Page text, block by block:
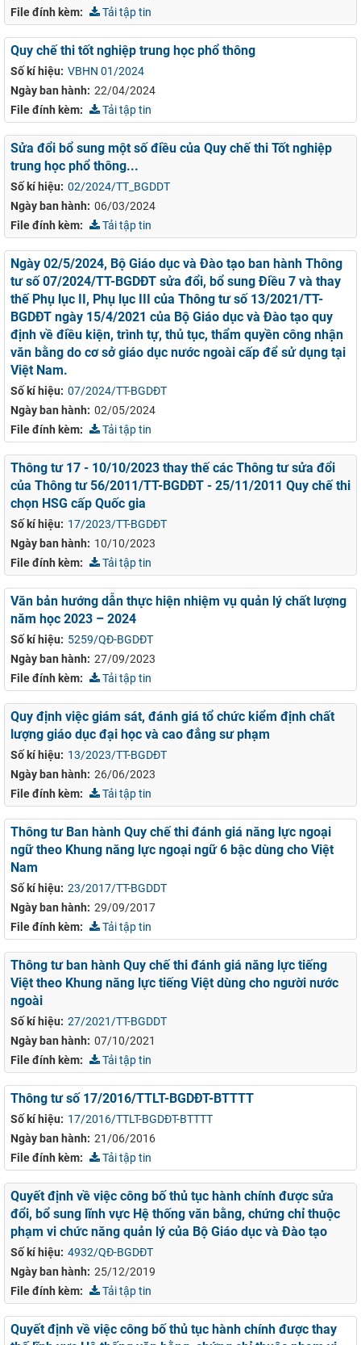
File đính kèm: Tải tập tin
Số kí hiệu: VBHN 01/2024
Ngày ban hành: 22/04/2024
Quy chế thi tốt nghiệp trung học phổ thông
File đính kèm: Tải tập tin
Số kí hiệu: 02/2024/TT_BGDDT
Ngày ban hành: 06/03/2024
Sửa đổi bổ sung một số điều của Quy chế thi Tốt nghiệp
trung học phổ thông...
File đính kèm: Tải tập tin
Số kí hiệu: 07/2024/TT-BGDĐT
Ngày ban hành: 02/05/2024
Ngày 02/5/2024, Bộ Giáo dục và Đào tạo ban hành Thông
tư số 07/2024/TT-BGDĐT sửa đổi, bổ sung Điều 7 và thay
thế Phụ lục II, Phụ lục III của Thông tư số 13/2021/TT-
BGDĐT ngày 15/4/2021 của Bộ Giáo dục và Đào tạo quy
định về điều kiện, trình tự, thủ tục, thẩm quyền công nhận
văn bằng do cơ sở giáo dục nước ngoài cấp để sử dụng tại
Việt Nam.
File đính kèm: Tải tập tin
Số kí hiệu: 17/2023/TT-BGDĐT
Ngày ban hành: 10/10/2023
Thông tư 17 - 10/10/2023 thay thế các Thông tư sửa đổi
của Thông tư 56/2011/TT-BGDĐT - 25/11/2011 Quy chế thi
chọn HSG cấp Quốc gia
File đính kèm: Tải tập tin
Số kí hiệu: 5259/QĐ-BGDĐT
Ngày ban hành: 27/09/2023
Văn bản hướng dẫn thực hiện nhiệm vụ quản lý chất lượng
năm học 2023 – 2024
File đính kèm: Tải tập tin
Số kí hiệu: 13/2023/TT-BGDÐT
Ngày ban hành: 26/06/2023
Quy định việc giám sát, đánh giá tổ chức kiểm định chất
lượng giáo dục đại học và cao đẳng sư phạm
File đính kèm: Tải tập tin
Số kí hiệu: 23/2017/TT-BGDDT
Ngày ban hành: 29/09/2017
Thông tư Ban hành Quy chế thi đánh giá năng lực ngoại
ngữ theo Khung năng lực ngoại ngữ 6 bậc dùng cho Việt
Nam
File đính kèm: Tải tập tin
Số kí hiệu: 27/2021/TT-BGDDT
Ngày ban hành: 07/10/2021
Thông tư ban hành Quy chế thi đánh giá năng lực tiếng
Việt theo Khung năng lực tiếng Việt dùng cho người nước
ngoài
File đính kèm: Tải tập tin
Số kí hiệu: 17/2016/TTLT-BGDĐT-BTTTT
Ngày ban hành: 21/06/2016
Thông tư số 17/2016/TTLT-BGDĐT-BTTTT
File đính kèm: Tải tập tin
Số kí hiệu: 4932/QĐ-BGDĐT
Ngày ban hành: 25/12/2019
Quyết định về việc công bố thủ tục hành chính được sửa
đổi, bổ sung lĩnh vực Hệ thống văn bằng, chứng chỉ thuộc
phạm vi chức năng quản lý của Bộ Giáo dục và Đào tạo
File đính kèm: Tải tập tin
Quyết định về việc công bố thủ tục hành chính được thay